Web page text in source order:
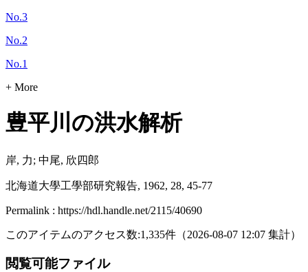
No.3
No.2
No.1
+ More
豊平川の洪水解析
岸, 力; 中尾, 欣四郎
北海道大學工學部研究報告, 1962, 28, 45-77
Permalink : https://hdl.handle.net/2115/40690
このアイテムのアクセス数:1,335件 （2026-08-07 12:07 集計）
閲覧可能ファイル